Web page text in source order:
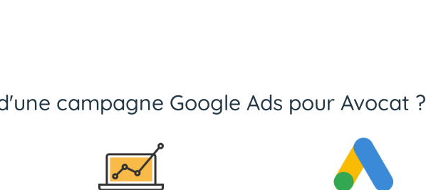
campagne Google Ads pour Avocat ?